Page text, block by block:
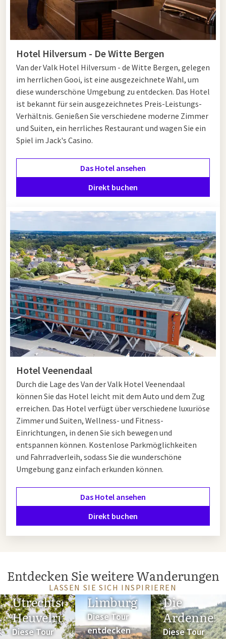
Hotel Hilversum - De Witte Bergen
Van der Valk Hotel Hilversum - de Witte Bergen, gelegen
im herrlichen Gooi, ist eine ausgezeichnete Wahl, um
diese wunderschöne Umgebung zu entdecken. Das Hotel
ist bekannt für sein ausgezeichnetes Preis-Leistungs-
Verhältnis. Genießen Sie verschiedene moderne Zimmer
und Suiten, ein herrliches Restaurant und wagen Sie ein
Spiel im Jack's Casino.
Das Hotel ansehen
Direkt buchen
Hotel Veenendaal
Durch die Lage des Van der Valk Hotel Veenendaal
können Sie das Hotel leicht mit dem Auto und dem Zug
erreichen. Das Hotel verfügt über verschiedene luxuriöse
Zimmer und Suiten, Wellness- und Fitness-
Einrichtungen, in denen Sie sich bewegen und
entspannen können. Kostenlose Parkmöglichkeiten
und Fahrradverleih, sodass Sie die wunderschöne
Umgebung ganz einfach erkunden können.
Das Hotel ansehen
Direkt buchen
Entdecken Sie weitere Wanderungen
LASSEN SIE SICH INSPIRIEREN
Utrechtse
Heuvelrug
Diese Tour
Limburg
Diese Tour
entdecken
Die
Ardennen
Diese Tour